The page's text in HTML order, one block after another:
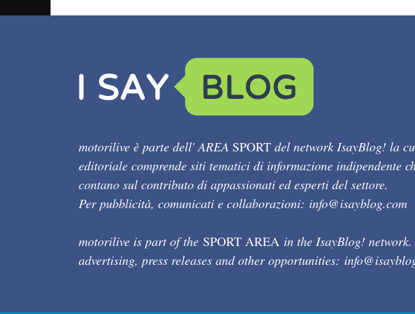
motorilive è parte dell' AREA SPORT del network IsayBlog! la
editoriale comprende siti tematici di informazione indipendente
contano sul contributo di appassionati ed esperti del settore.
Per pubblicità, comunicati e collaborazioni: info@isayblog.com
motorilive is part of the SPORT AREA in the IsayBlog!
advertising, press releases and other opportunities: